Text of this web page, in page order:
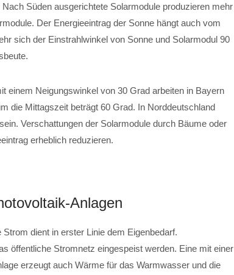
Nach Süden ausgerichtete Solarmodule produzieren mehr
Der Energieeintrag der Sonne hängt auch vom
sich der Einstrahlwinkel von Sonne und Solarmodul 90
einem Neigungswinkel von 30 Grad arbeiten in Bayern
die Mittagszeit beträgt 60 Grad. In Norddeutschland
Verschattungen der Solarmodule durch Bäume oder
erheblich reduzieren.
Anlagen
dient in erster Linie dem Eigenbedarf.
öffentliche Stromnetz eingespeist werden. Eine mit einer
erzeugt auch Wärme für das Warmwasser und die